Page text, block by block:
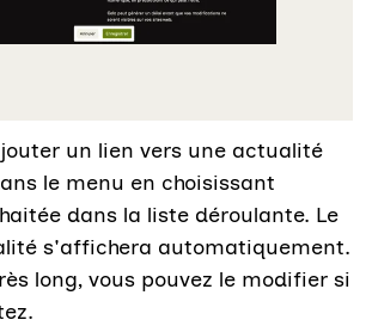
un lien vers une actualité
le menu en choisissant
dans la liste déroulante. Le
s'affichera automatiquement.
long, vous pouvez le modifier si